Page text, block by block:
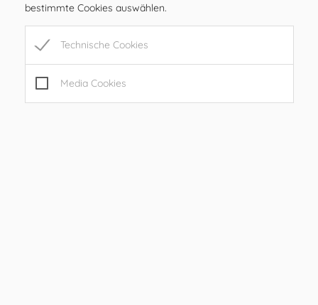
bestimmte Cookies auswählen.
Technische Cookies
Media Cookies